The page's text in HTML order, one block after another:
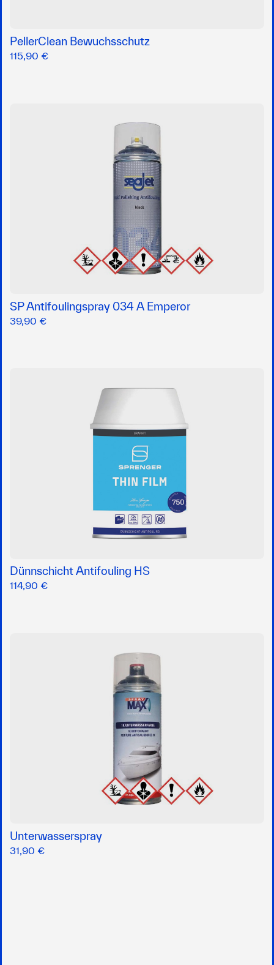
PellerClean Bewuchsschutz
115,90 €
SP Antifoulingspray 034 A Emperor
39,90 €
Dünnschicht Antifouling HS
114,90 €
Unterwasserspray
31,90 €